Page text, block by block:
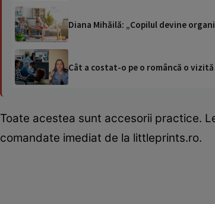
Diana Mihăilă: „Copilul devine
Cât a costat-o pe o româncă o vizită
Toate acestea sunt accesorii practice.
comandate imediat de la littleprints.ro.